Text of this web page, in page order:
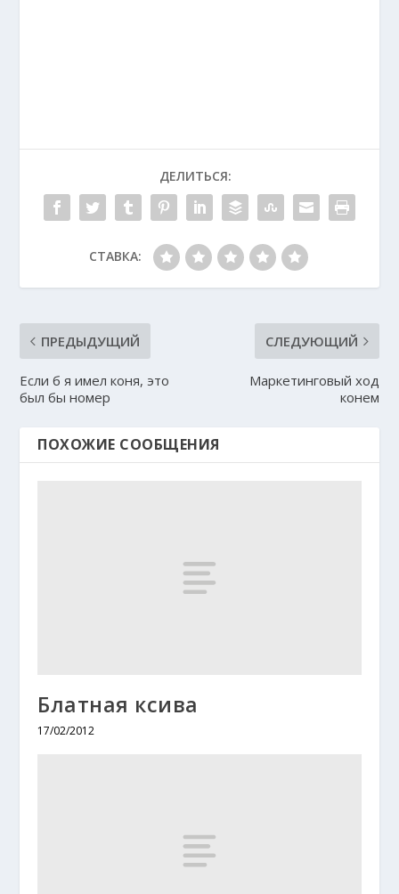
ДЕЛИТЬСЯ:
СТАВКА:
ПРЕДЫДУЩИЙ
Если б я имел коня, это
был бы номер
СЛЕДУЮЩИЙ
Маркетинговый ход
конем
ПОХОЖИЕ СООБЩЕНИЯ
Блатная ксива
17/02/2012